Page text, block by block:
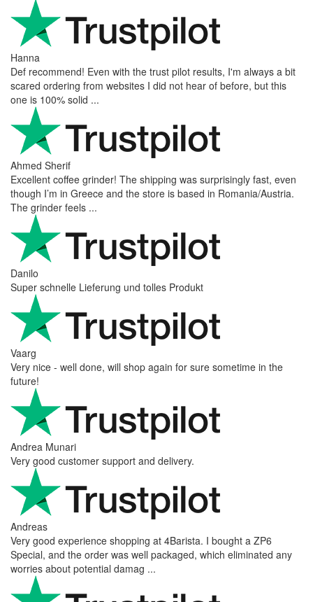
Hanna
Def recommend! Even with the trust pilot results, I'm always a bit
scared ordering from websites I did not hear of before, but this
one is 100% solid ...
Ahmed Sherif
Excellent coffee grinder! The shipping was surprisingly fast, even
though I’m in Greece and the store is based in Romania/Austria.
The grinder feels ...
Danilo
Super schnelle Lieferung und tolles Produkt
Vaarg
Very nice - well done, will shop again for sure sometime in the
future!
Andrea Munari
Very good customer support and delivery.
Andreas
Very good experience shopping at 4Barista. I bought a ZP6
Special, and the order was well packaged, which eliminated any
worries about potential damag ...